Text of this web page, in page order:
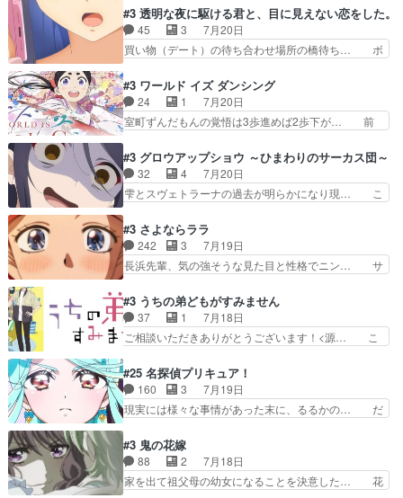
えてみんなで物作りで一気に… 作画は最高なのに
話がつまらない。やっぱ京… 天下り式に竹のフィ
ラメントが出てきたのは…
はアストレアの野望による性転換、後半… アスト
レア君の作戦に皆巻き込まれてて草捕… アストレ
アが作った薬によって男女入れ替わ… アルトレア
がポルックスのこと好きとは言え… アストレアが
払い騒動と賑やかでいいねw… 偉大な父を持つが
故の悩(独自のおっぱい論… 鉄板中の鉄板、性転
換と酩酊ネタの二連発(…
#3 透明な夜に駆ける君と、目に見えない恋をした。
45 3
7月20日
買い物（デート）の待ち合わせ場所の橋待ち… ボ
を照らす打ち上げ花火。人混みの中、み… どんど
んキュンが増えていく展開に毎回わく… ちょこっ
と書ければと風が吹き手元にあった… 』は、率直
に言って脚本と演出が悪いと思う… 小春の目が見
と、空野の億劫さがリアルだ… かけると小春、二
人が一緒に過ごす時間が描… ヒロインの目が不自
由だから音を大切にして…
#3 ワールド イズ ダンシング
24 1
7月20日
室町ずんだもんの覚悟は3歩進めば2歩下が… 前
が主人公の漫画がアニメになったらし… 壮絶だっ
た…30分で2時間の映画のように… すべての表現
がピタリと揃った傑作本当に素… たまに現れて謎
のアドバイスをしてくれるお… 可愛いキャラデザ
とが決まる。更に父から… 再び鬼夜叉を導く、素
性不明の彼の名前を知… 恵まれた身分に甘え、修
練を怠るキャラは苦…
#3 グロウアップショウ ～ひまわりのサーカス団～
32 4
7月20日
雫とスヴェトラーナの過去が明らかになり現… こ
県豊川市付近が舞台なのか～現地にも出… 前回に
引き続き、今回もおぱんつであります… キャラク
ターが可愛いのはもちろん、ストー… 皇ではなく
ひまわりを蔑ろにして皇に乗り換… 傷跡なんか、
外あまり見どころがない。1… いや～、めちゃく
ちゃおもしろいね。瑞佳は… キャラデザが映える
のは勿論だけど脚本に歩…
#3 さよならララ
242 3
7月19日
長浜先輩、気の強そうな見た目と性格でニン… サ
なったからユリ確定！＼(^o^)／ラ… プロローグ
的な１話、２話からの浮世離れし… 茉里のボクシ
ングにかける真摯さ格好良かっ… 今回はゲストが
２名！ワンピースの作画さん… あほって言う茉里
母親を失い、アウェーの… ３話の地味に好きポイ
ントは、冒頭でララが… ボクシング部部員たちの
設定を公開！辻さん…
#3 うちの弟どもがすみません
37 1
7月18日
ご相談いただきありがとうございます！<源… こ
家事を頑張り過ぎてテストの結果が酷く… 糸ちゃ
んと源くん、類くんのお買い物シーン… ３話にし
てもう普通に物語が楽しみになっち… 類くんの将
来の夢が微笑ましいまだまだ甘え… 前髪ぱっつん
活するようになってからの話… 最後の「かわい
い」の破壊力よ…あれは成田… 糸と4人の弟の関
わり方がどう変化していく…
#25 名探偵プリキュア！
160 3
7月19日
現実には様々な事情があった末に、るるかの… だ
レール編の始まり、エリザさんの回で「… 「マジ
ラ」と言えば同時上映の「公タロウ」… キュアエ
クレールはやっぱりくれあだったか… エクレール
は誰だ編、遂に答え合わせの時だ… これで自分も
#3 鬼の花嫁
88 2
7月18日
家を出て祖父母の幼女になることを決意した… 花